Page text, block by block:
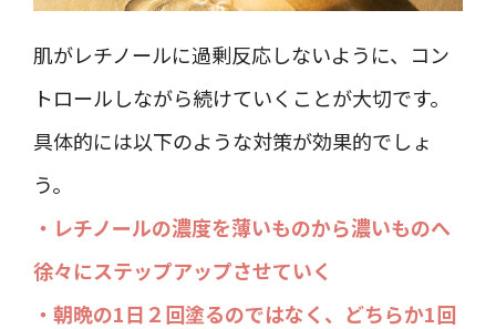
肌がレチノールに過剰反応しないように、コン
トロールしながら続けていくことが大切です。
具体的には以下のような対策が効果的でしょ
う。
・レチノールの濃度を薄いものから濃いものへ
徐々にステップアップさせていく
・朝晩の1日２回塗るのではなく、どちらか1回